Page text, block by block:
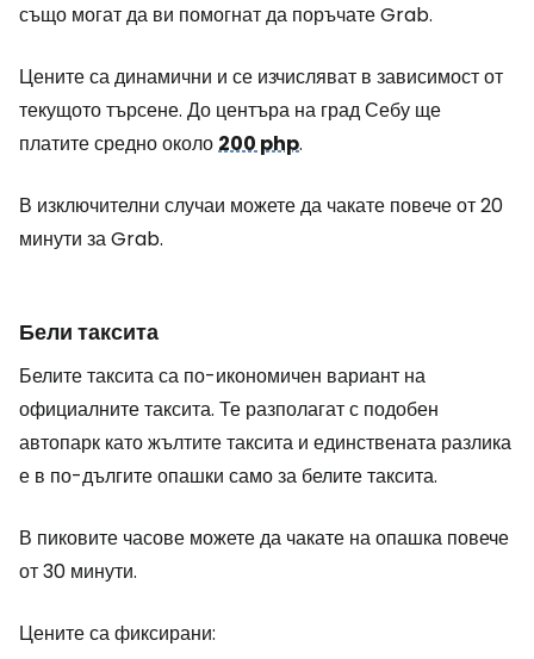
също могат да ви помогнат да поръчате Grab.
Цените са динамични и се изчисляват в зависимост от
текущото търсене. До центъра на град Себу ще
платите средно около200 php.
В изключителни случаи можете да чакате повече от 20
минути за Grab.
Бели таксита
Белите таксита са по-икономичен вариант на
официалните таксита. Те разполагат с подобен
автопарк като жълтите таксита и единствената разлика
е в по-дългите опашки само за белите таксита.
В пиковите часове можете да чакате на опашка повече
от 30 минути.
Цените са фиксирани: